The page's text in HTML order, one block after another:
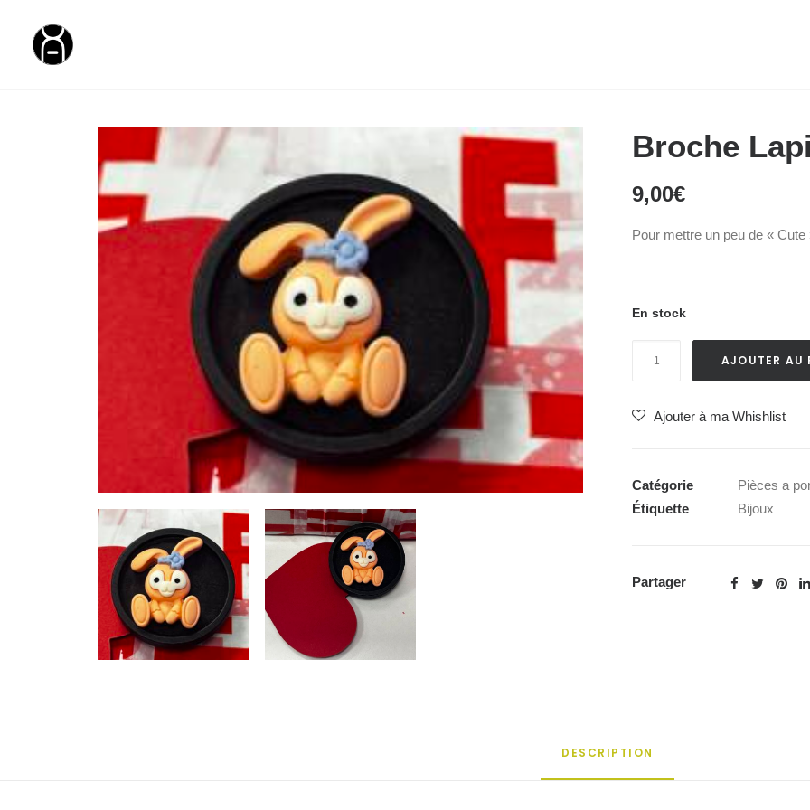
Broche
9,00€
Pour mettre un peu de «
En stock
Lapin
AJOUTER AU
Ajouter à ma Whishlist
Catégorie
Pièces a
Étiquette
Bijoux
Partager
DESCRIPTION